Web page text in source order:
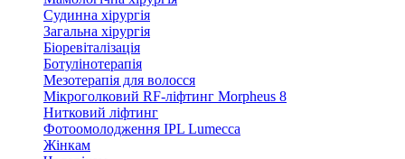
Судинна хірургія
Загальна хірургія
Біоревіталізація
Ботулінотерапія
Мезотерапія для волосся
Мікроголковий RF-ліфтинг Morpheus 8
Нитковий ліфтинг
Фотоомолодження IPL Lumecca
Жінкам